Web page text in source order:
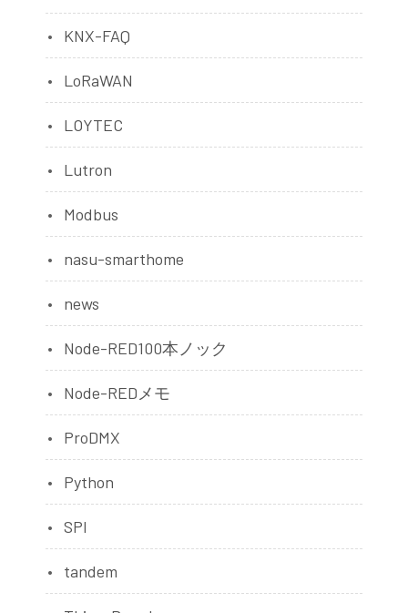
KNX-FAQ
LoRaWAN
LOYTEC
Lutron
Modbus
nasu-smarthome
news
Node-RED100本ノック
Node-REDメモ
ProDMX
Python
SPI
tandem